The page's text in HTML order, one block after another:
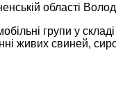
області
групи у складі
живих свиней,